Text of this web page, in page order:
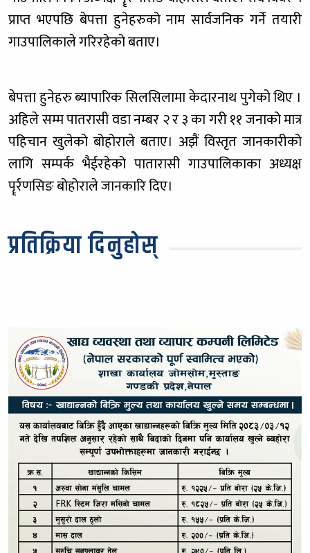
प्राप्त भएपछि बेपत्ता हुनेहरुको नाम सार्वजनिक गर्ने तयारी
गाउपालिकाले गरिरहेको बताए।
बेपत्ता हुनेहरु ब्यापारिक सिलसिलामा केदारनाथ पुगेको थिए ।
अहिले सम्म पातरासी वडा नम्बर २ र ३ का गरी ११ जनाको मात्र
पहिचान खुलेको बोहोराले बताए। अझैं विस्तृत जानकारीको
लागि सम्पर्क भैईरहेको पातारासी गाउपालिकाका अध्यक्ष
पॄर्रणसिङ बोहोराले जानकारि दिए।
प्रतिक्रिया दिनुहोस्